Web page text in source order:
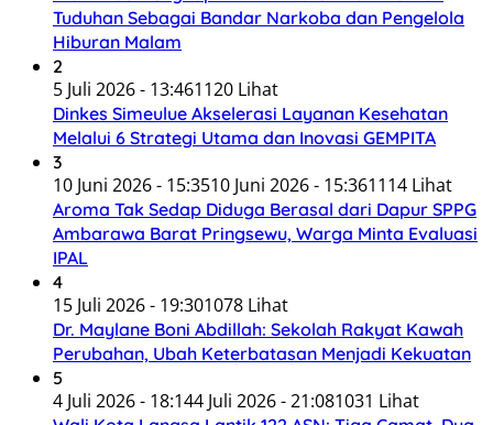
Tuduhan Sebagai Bandar Narkoba dan Pengelola
Hiburan Malam
2
5 Juli 2026 - 13:461120 Lihat
Dinkes Simeulue Akselerasi Layanan Kesehatan
Melalui 6 Strategi Utama dan Inovasi GEMPITA
3
10 Juni 2026 - 15:3510 Juni 2026 - 15:361114 Lihat
Aroma Tak Sedap Diduga Berasal dari Dapur SPPG
Ambarawa Barat Pringsewu, Warga Minta Evaluasi
IPAL
4
15 Juli 2026 - 19:301078 Lihat
Dr. Maylane Boni Abdillah: Sekolah Rakyat Kawah
Perubahan, Ubah Keterbatasan Menjadi Kekuatan
5
4 Juli 2026 - 18:144 Juli 2026 - 21:081031 Lihat